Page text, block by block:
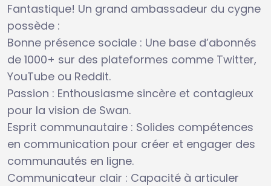
Fantastique! Un grand ambassadeur du cygne
possède :
Bonne présence sociale : Une base d’abonnés
de 1000+ sur des plateformes comme Twitter,
YouTube ou Reddit.
Passion : Enthousiasme sincère et contagieux
pour la vision de Swan.
Esprit communautaire : Solides compétences
en communication pour créer et engager des
communautés en ligne.
Communicateur clair : Capacité à articuler